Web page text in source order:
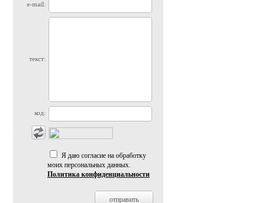
e-mail:
текст:
код:
Я даю согласие на обработку
моих персональных данных.
Политика конфиденциальности